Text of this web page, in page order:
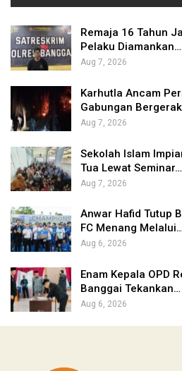
Remaja 16 Tahun
Pelaku Diamankan…
Aug 7, 2026
Karhutla Ancam
Gabungan
Aug 7, 2026
Sekolah Islam
Tua Lewat Seminar…
Aug 7, 2026
Anwar Hafid Tutup
FC Menang
Aug 6, 2026
Enam Kepala OPD
Banggai Tekankan…
Aug 6, 2026